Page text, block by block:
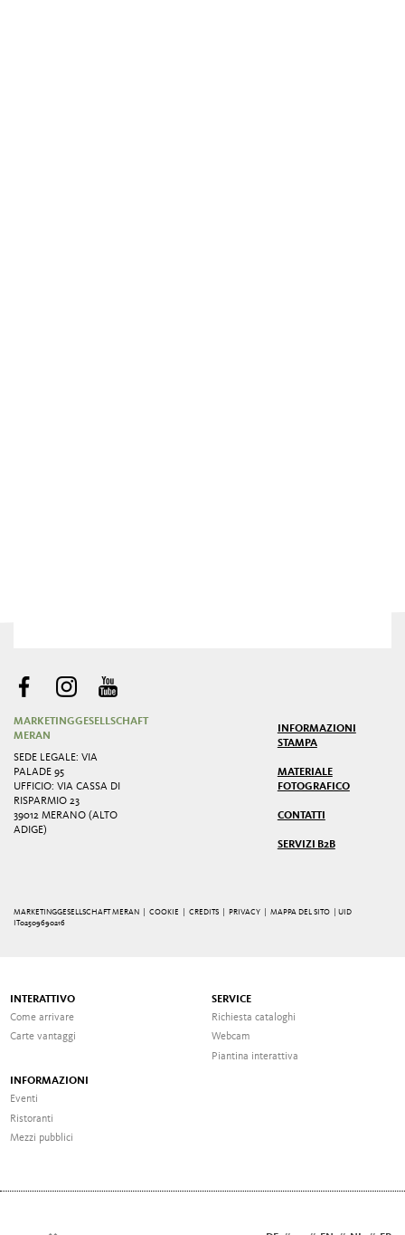
MARKETINGGESELLSCHAFT
MERAN
SEDE LEGALE: VIA
PALADE 95
UFFICIO: VIA CASSA DI
RISPARMIO 23
39012 MERANO (ALTO
ADIGE)
INFORMAZIONI
STAMPA
MATERIALE
FOTOGRAFICO
CONTATTI
SERVIZI B2B
MARKETINGGESELLSCHAFT MERAN | COOKIE |CREDITS PRIVACY |MAPPA DEL SITO
| UID
IT02509690216
INTERATTIVO
Come arrivare
Carte vantaggi
SERVICE
Richiesta cataloghi
Webcam
Piantina interattiva
INFORMAZIONI
Eventi
Ristoranti
Mezzi pubblici